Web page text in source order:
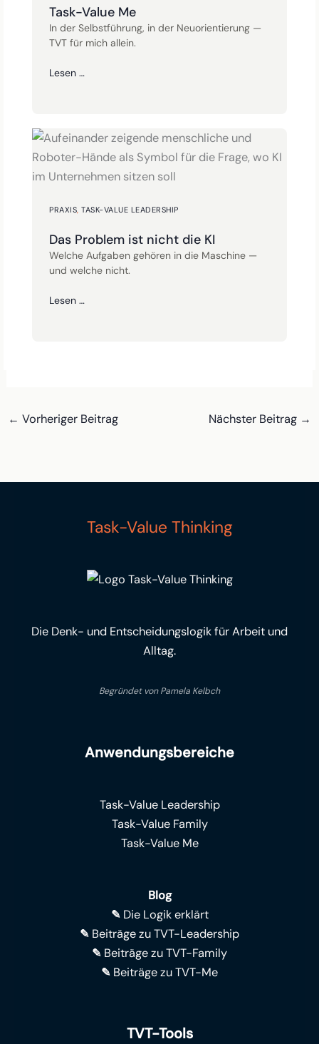
Task-Value Me
In der Selbstführung, in der Neuorientierung —
TVT für mich allein.
Lesen …
PRAXIS ,TASK-VALUE LEADERSHIP
Das Problem ist nicht die KI
Welche Aufgaben gehören in die Maschine —
und welche nicht.
Lesen …
← Vorheriger Beitrag Nächster Beitrag →
Task-Value Thinking
Die Denk- und Entscheidungslogik für Arbeit und
Alltag.
Begründet von Pamela Kelbch
Anwendungsbereiche
Task-Value Leadership
Task-Value Family
Task-Value Me
Blog
✎ Die Logik erklärt
✎ Beiträge zu TVT-Leadership
✎ Beiträge zu TVT-Family
✎ Beiträge zu TVT-Me
TVT-Tools